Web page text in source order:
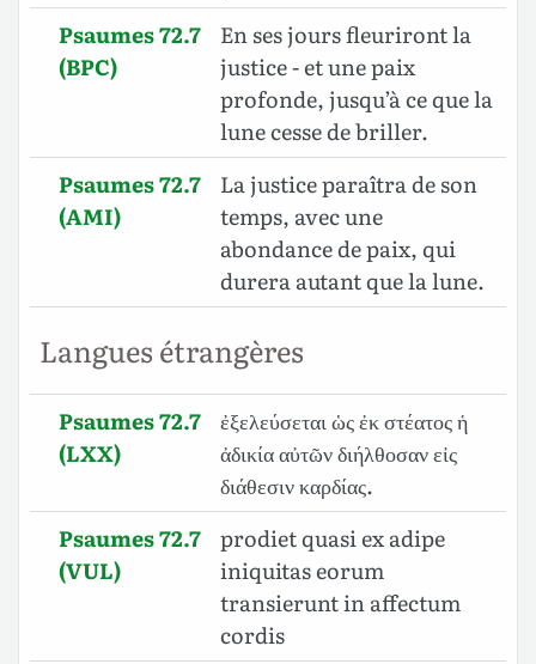
Psaumes 72.7
(BPC)
En ses jours fleuriront la
justice - et une paix
profonde, jusqu’à ce que la
lune cesse de briller.
Psaumes 72.7
(AMI)
La justice paraîtra de son
temps, avec une
abondance de paix, qui
durera autant que la lune.
Langues étrangères
Psaumes 72.7
(LXX)
ἐξελεύσεται ὡς ἐκ στέατος ἡ
ἀδικία αὐτῶν διήλθοσαν εἰς
διάθεσιν καρδίας.
Psaumes 72.7
(VUL)
prodiet quasi ex adipe
iniquitas eorum
transierunt in affectum
cordis